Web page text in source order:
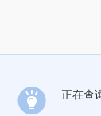
正在查